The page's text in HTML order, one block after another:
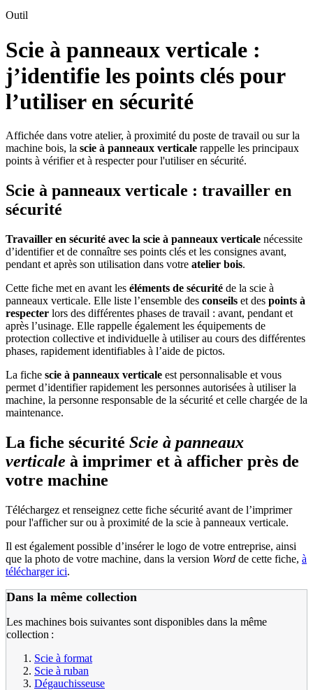
Outil
Scie à panneaux verticale :
j’identifie les points clés pour
l’utiliser en sécurité
Affichée dans votre atelier, à proximité du poste de travail ou sur la
machine bois, la scie à panneaux verticale rappelle les principaux
points à vérifier et à respecter pour l'utiliser en sécurité.
Scie à panneaux verticale : travailler en
sécurité
Travailler en sécurité avec la scie à panneaux verticale nécessite
d’identifier et de connaître ses points clés et les consignes avant,
pendant et après son utilisation dans votre atelier bois.
Cette fiche met en avant les éléments de sécurité de la scie à
panneaux verticale. Elle liste l’ensemble des conseils et des points à
respecter lors des différentes phases de travail : avant, pendant et
après l’usinage. Elle rappelle également les équipements de
protection collective et individuelle à utiliser au cours des différentes
phases, rapidement identifiables à l’aide de pictos.
La fiche scie à panneaux verticale est personnalisable et vous
permet d’identifier rapidement les personnes autorisées à utiliser la
machine, la personne responsable de la sécurité et celle chargée de la
maintenance.
La fiche sécurité Scie à panneaux
verticale à imprimer et à afficher près de
votre machine
Téléchargez et renseignez cette fiche sécurité avant de l’imprimer
pour l'afficher sur ou à proximité de la scie à panneaux verticale.
Il est également possible d’insérer le logo de votre entreprise, ainsi
que la photo de votre machine, dans la version Word de cette fiche, à
télécharger ici.
Dans la même collection
Les machines bois suivantes sont disponibles dans la même
collection :
Scie à format
Scie à ruban
Dégauchisseuse